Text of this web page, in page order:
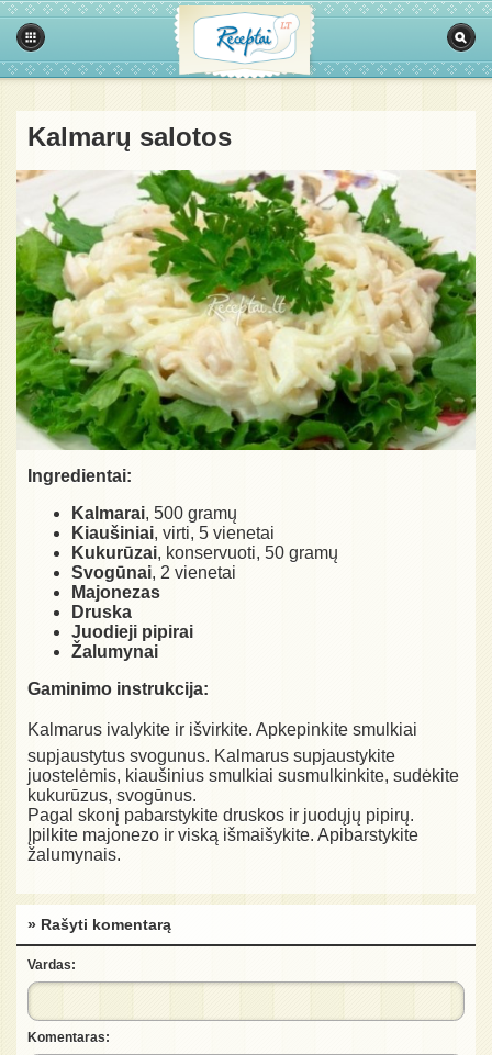
Kalmarų salotos
Ingredientai:
Kalmarai, 500 gramų
Kiaušiniai, virti, 5 vienetai
Kukurūzai, konservuoti, 50 gramų
Svogūnai, 2 vienetai
Majonezas
Druska
Juodieji pipirai
Žalumynai
Gaminimo instrukcija:
Kalmarus ivalykite ir išvirkite. Apkepinkite smulkiai
supjaustytus svogunus. Kalmarus supjaustykite
juostelėmis, kiaušinius smulkiai susmulkinkite, sudėkite
kukurūzus, svogūnus.
Pagal skonį pabarstykite druskos ir juodųjų pipirų.
Įpilkite majonezo ir viską išmaišykite. Apibarstykite
žalumynais.
» Rašyti komentarą
Vardas:
Komentaras: